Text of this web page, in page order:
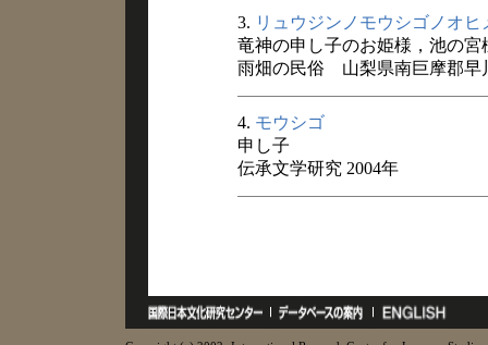
3. リュウジンノモウシゴノオ
竜神の申し子のお姫様，池の宮
雨畑の民俗 山梨県南巨摩郡早
4. モウシゴ
申し子
伝承文学研究 2004年